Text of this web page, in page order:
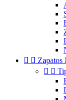
  Zapatos
 